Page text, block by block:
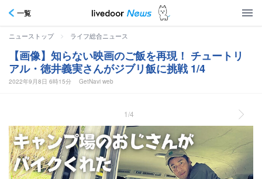
一覧
ニューストップ > ライフ総合ニュース
【画像】知らない映画のご飯を再現！ チュートリ
アル・徳井義実さんがジブリ飯に挑戦 1/4
2022年9月8日 6時15分 GetNavi web
1/4